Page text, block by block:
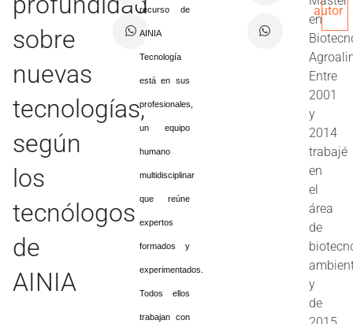
sobre
nuevas
tecnologías,
según
los
tecnólogos
de
AINIA
recurso de
AINIA
Tecnología
está en sus
profesionales,
un equipo
humano
multidisciplinar
que reúne
expertos
formados y
experimentados.
Todos ellos
trabajan con
en
Entre
2001
y
2014
trabajé
en
el
área
de
y
de
autor